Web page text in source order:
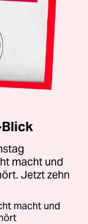
macht und
Jetzt zehn
macht und